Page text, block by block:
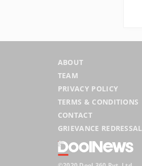
ABOUT
TEAM
PRIVACY POLICY
TERMS & CONDITIONS
CONTACT
GRIEVANCE REDRESSAL